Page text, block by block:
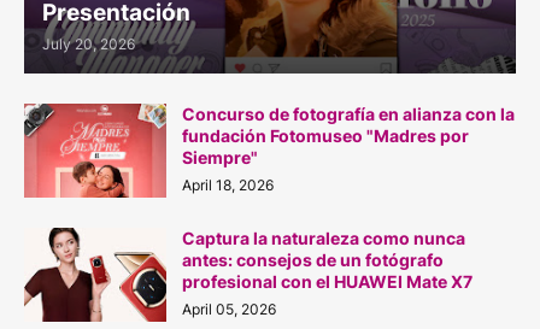
Presentación
July 20, 2026
Concurso de fotografía en alianza con la
fundación Fotomuseo "Madres por
Siempre"
April 18, 2026
Captura la naturaleza como nunca
antes: consejos de un fotógrafo
profesional con el HUAWEI Mate X7
April 05, 2026